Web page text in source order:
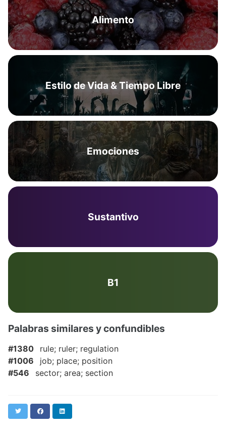
Alimento
Estilo de Vida & Tiempo Libre
Emociones
Sustantivo
B1
Palabras similares y confundibles
#1380
rule; ruler; regulation
#1006
job; place; position
#546
sector; area; section
Twitter Facebook